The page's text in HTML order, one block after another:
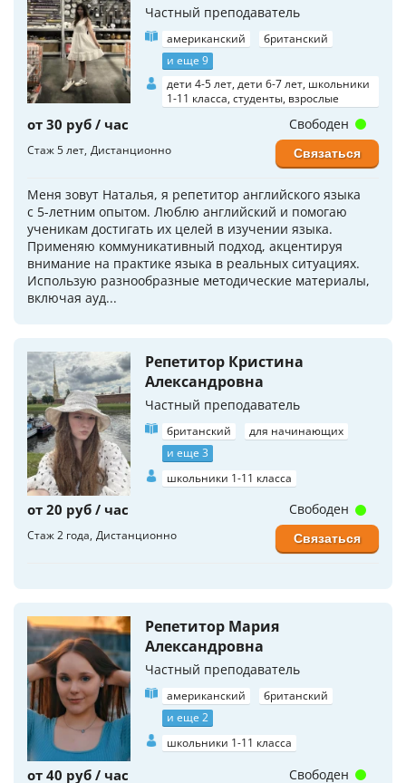
Частный преподаватель
американский
британский
и еще 9
дети 4-5 лет, дети 6-7 лет, школьники
1-11 класса, студенты, взрослые
от 30 руб / час
Стаж 5 лет Дистанционно
Меня зовут Наталья, я репетитор английского языка
с 5-летним опытом. Люблю английский и помогаю
ученикам достигать их целей в изучении языка.
Применяю коммуникативный подход, акцентируя
внимание на практике языка в реальных ситуациях.
Использую разнообразные методические материалы,
включая ауд...
Свободен
Связаться
Репетитор Кристина
Александровна
Частный преподаватель
британский
для начинающих
и еще 3
школьники 1-11 класса
от 20 руб / час
Стаж 2 года Дистанционно
Свободен
Связаться
Репетитор Мария
Александровна
Частный преподаватель
американский
британский
и еще 2
школьники 1-11 класса
от 40 руб / час Свободен